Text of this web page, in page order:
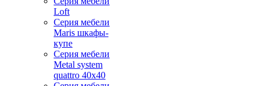
Loft
Серия мебели
Maris шкафы-
купе
Серия мебели
Metal system
quattro 40x40